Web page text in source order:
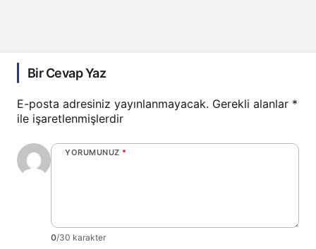
Bir Cevap Yaz
E-posta adresiniz yayınlanmayacak. Gerekli alanlar *
ile işaretlenmişlerdir
YORUMUNUZ *
0/30 karakter